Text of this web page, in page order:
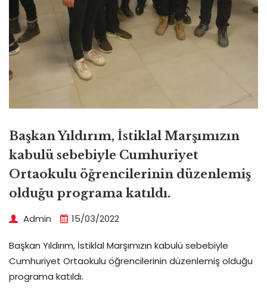
Başkan Yıldırım, İstiklal Marşımızın
kabulü sebebiyle Cumhuriyet
Ortaokulu öğrencilerinin düzenlemiş
olduğu programa katıldı.
Admin 15/03/2022
Başkan Yıldırım, İstiklal Marşımızın kabulü sebebiyle
Cumhuriyet Ortaokulu öğrencilerinin düzenlemiş olduğu
programa katıldı.